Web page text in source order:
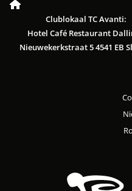
Clublokaal TC Avanti:
Hotel Café Restaurant
Nieuwekerkstraat 5 4541 EB